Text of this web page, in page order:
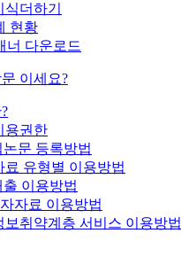
식더하기
현황
너 다운로드
이세요?
용권한
논문 등록방법
료 유형별 이용방법
출 이용방법
자료 이용방법
보취약계층 서비스 이용방법